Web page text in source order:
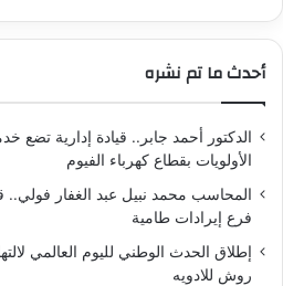
أحدث ما تم نشره
الدكتور أحمد جابر.. قيادة إدارية تضع
الأولويات بقطاع كهرباء الفيوم
المحاسب محمد نبيل عبد الغفار فولي..
فرع إيرادات طامية
روش للادويه